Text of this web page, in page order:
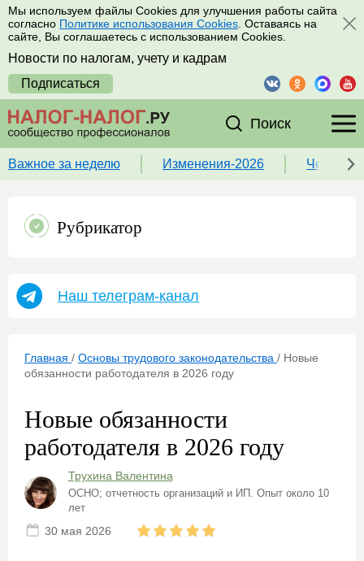
Мы используем файлы Cookies для улучшения работы сайта
согласно Политике использования Cookies . Оставаясь на
сайте, Вы соглашаетесь с использованием Cookies.
Новости по налогам, учету и кадрам
Подписаться
Поиск
Важное за неделю Изменения-2026 Чек-
Рубрикатор
Наш телеграм-канал
Главная / Основы трудового законодательства / Новые
обязанности работодателя в 2026 году
Новые обязанности
работодателя в 2026 году
Трухина Валентина
ОСНО; отчетность организаций и ИП. Опыт около 10
лет
30 мая 2026